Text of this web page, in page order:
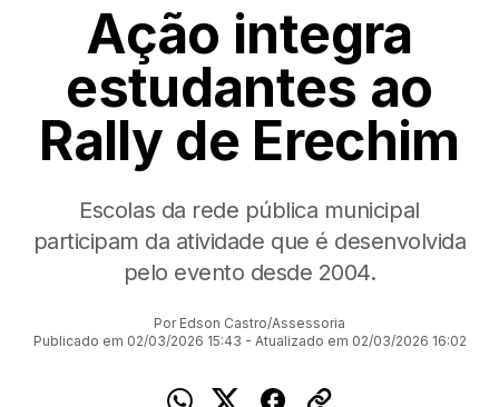
Ação integra
estudantes ao
Rally de Erechim
Escolas da rede pública municipal
participam da atividade que é desenvolvida
pelo evento desde 2004.
Por Edson Castro/Assessoria
Publicado em 02/03/2026 15:43 - Atualizado em 02/03/2026 16:02